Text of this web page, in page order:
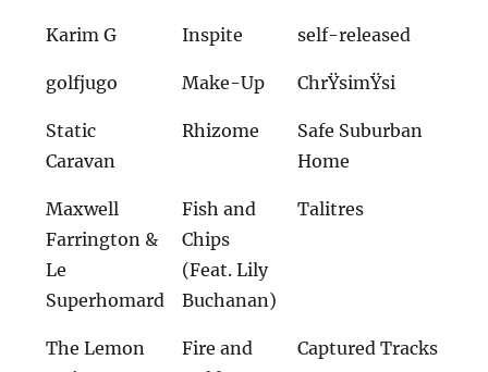
Karim G Inspite self-released
golfjugo Make-Up ChrŸsimŸsi
Static
Caravan
Rhizome
Safe Suburban
Home
Maxwell
Farrington &
Le
Superhomard
Fish and
Chips
(Feat. Lily
Buchanan)
Talitres
The Lemon
Fire and
Captured Tracks